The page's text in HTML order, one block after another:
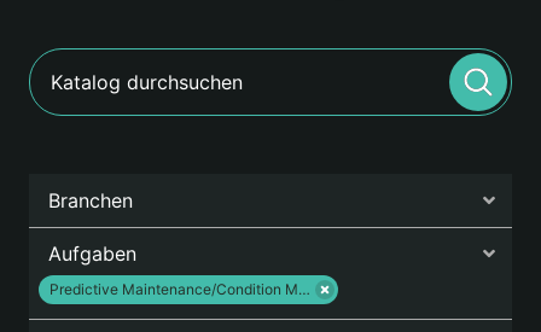
Branchen
Aufgaben
Predictive Maintenance/Condition M…